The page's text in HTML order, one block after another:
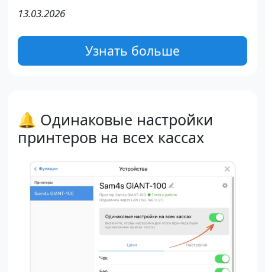
13.03.2026
Узнать больше
🔔 Одинаковые настройки
принтеров на всех кассах